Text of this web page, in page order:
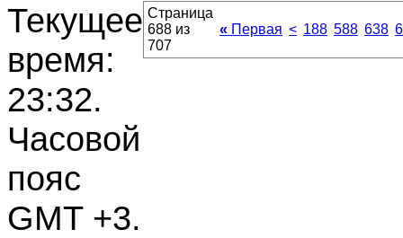
Текущее
время:
23:32.
Часовой
пояс
GMT +3.
Страница
688 из
707
« Первая < 188 588 638